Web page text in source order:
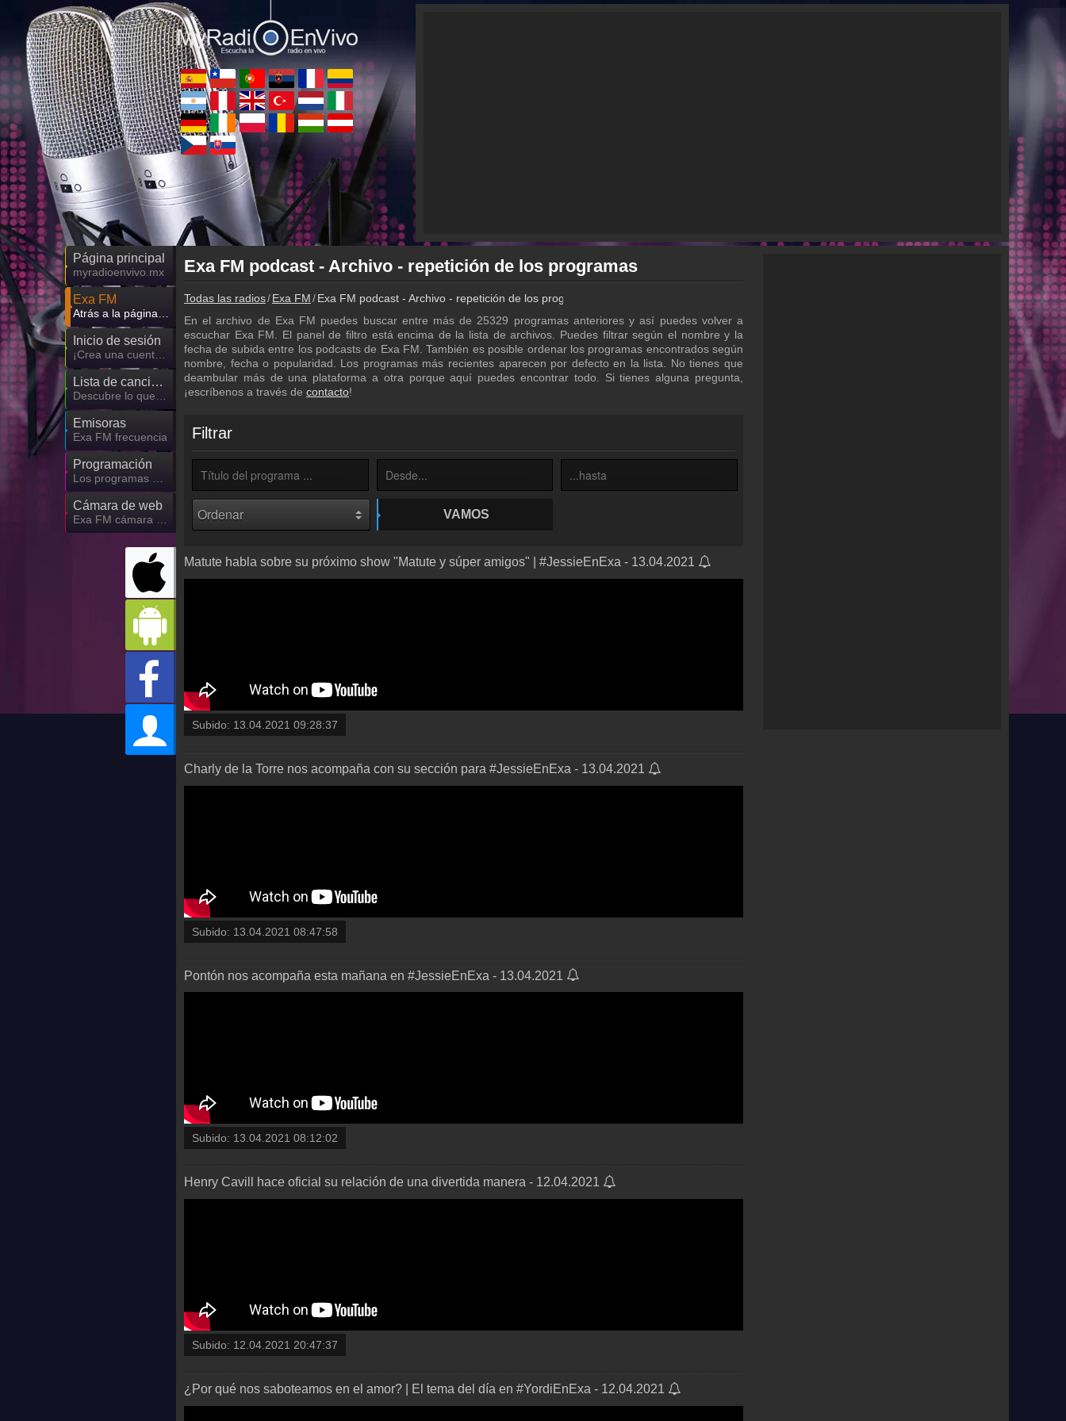
Página principal
myradioenvivo.mx
Exa FM
Inicio de sesión
Lista de canciones
Emisoras
Exa FM frecuencia
Programación
Cámara de web
Exa FM podcast - Archivo - repetición de los programas
Todas las radios Exa FM
Exa FM podcast - Archivo - repetición de los programas
En el archivo de Exa FM puedes buscar entre más de 25329 programas anteriores y así puedes volver a
escuchar Exa FM. El panel de filtro está encima de la lista de archivos. Puedes filtrar según el nombre y la
fecha de subida entre los podcasts de Exa FM. También es posible ordenar los programas encontrados según
nombre, fecha o popularidad. Los programas más recientes aparecen por defecto en la lista. No tienes que
deambular más de una plataforma a otra porque aquí puedes encontrar todo. Si tienes alguna pregunta,
¡escríbenos a través de contacto!
Filtrar
VAMOS
Matute habla sobre su próximo show "Matute y súper amigos" | #JessieEnExa - 13.04.2021
Subido: 13.04.2021 09:28:37
Charly de la Torre nos acompaña con su sección para #JessieEnExa - 13.04.2021
Subido: 13.04.2021 08:47:58
Pontón nos acompaña esta mañana en #JessieEnExa - 13.04.2021
Subido: 13.04.2021 08:12:02
Henry Cavill hace oficial su relación de una divertida manera - 12.04.2021
Subido: 12.04.2021 20:47:37
¿Por qué nos saboteamos en el amor? | El tema del día en #YordiEnExa - 12.04.2021